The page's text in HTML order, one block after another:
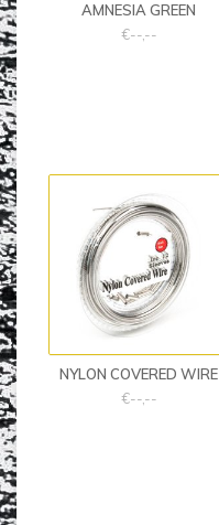
AMNESIA GREEN
€--,--
NYLON COVERED WIRE
€--,--